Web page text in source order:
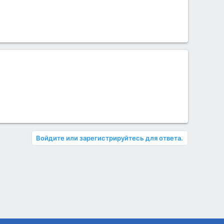
Войдите или зарегистрируйтесь для ответа.